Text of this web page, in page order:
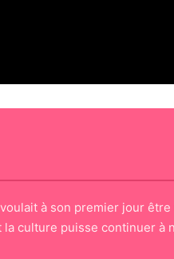
à son premier jour
culture puisse continuer à